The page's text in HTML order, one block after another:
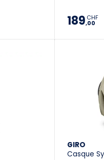
189,00
CHF
GIRO
Casque